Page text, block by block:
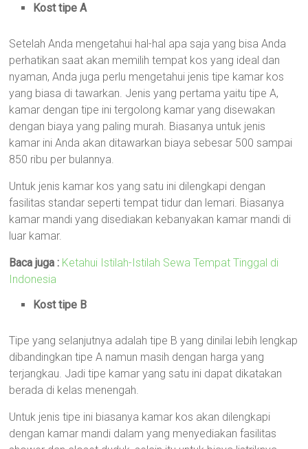
Kost tipe A
Setelah Anda mengetahui hal-hal apa saja yang bisa Anda
perhatikan saat akan memilih tempat kos yang ideal dan
nyaman, Anda juga perlu mengetahui jenis tipe kamar kos
yang biasa di tawarkan. Jenis yang pertama yaitu tipe A,
kamar dengan tipe ini tergolong kamar yang disewakan
dengan biaya yang paling murah. Biasanya untuk jenis
kamar ini Anda akan ditawarkan biaya sebesar 500 sampai
850 ribu per bulannya.
Untuk jenis kamar kos yang satu ini dilengkapi dengan
fasilitas standar seperti tempat tidur dan lemari. Biasanya
kamar mandi yang disediakan kebanyakan kamar mandi di
luar kamar.
Baca juga : Ketahui Istilah-Istilah Sewa Tempat Tinggal di
Indonesia
Kost tipe B
Tipe yang selanjutnya adalah tipe B yang dinilai lebih lengkap
dibandingkan tipe A namun masih dengan harga yang
terjangkau. Jadi tipe kamar yang satu ini dapat dikatakan
berada di kelas menengah.
Untuk jenis tipe ini biasanya kamar kos akan dilengkapi
dengan kamar mandi dalam yang menyediakan fasilitas